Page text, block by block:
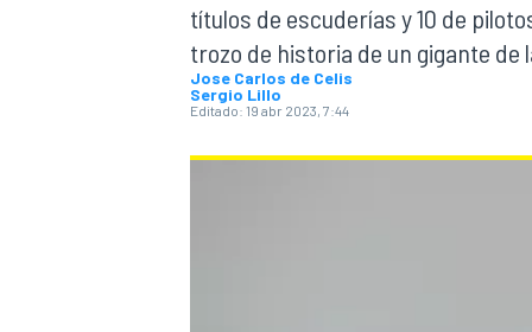
títulos de escuderías y 10 de
trozo de historia de un gigante de
Jose Carlos de Celis
Sergio Lillo
Editado: 19 abr 2023, 7:44